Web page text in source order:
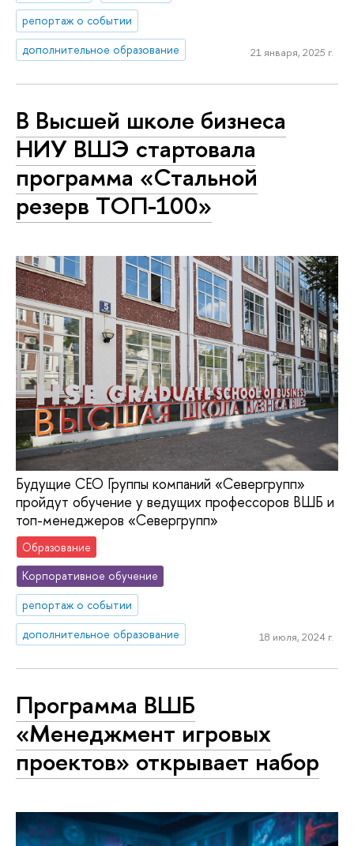
репортаж о событии
дополнительное образование
21 января, 2025 г.
В Высшей школе бизнеса
НИУ ВШЭ стартовала
программа «Стальной
резерв ТОП-100»
Будущие СЕО Группы компаний «Севергрупп»
пройдут обучение у ведущих профессоров ВШБ и
топ-менеджеров «Севергрупп»
Образование
Корпоративное обучение
репортаж о событии
дополнительное образование
18 июля, 2024 г.
Программа ВШБ
«Менеджмент игровых
проектов» открывает набор